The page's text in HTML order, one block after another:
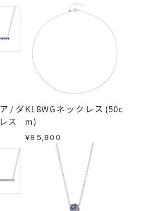
の色味には多少の個体差がご
ます。
ェーン全長(取外し可) 50cm
ライドアジャスター
厚さ：約2.6mm
ックレス 、
ヤモンド
ァイア
／ワンライン
、
でのご注文→翌週火曜日までに
1ヶ月半以内～」の商品
から在庫状況を確認いたしま
きる場合： 約1週間～1ヶ月以
します。
合： 商品ページに記載のある
一から製作いたします。
文前にお問い合わせくださ
期状況を確認いたします。
文済み」の場合に限り、キャ
登録のお客さまは、お問い合
連絡ください。
場合、商品の返品・交換・返金
で傷や汚れが発生した商品
7日以上経過した商品
商品
れている商品
を繰り返している場合
を期しておりますが、万が一
はご注文のお品と異なる場合
/ダ
ス
K18WGネックレス(50c
m)
¥85,800